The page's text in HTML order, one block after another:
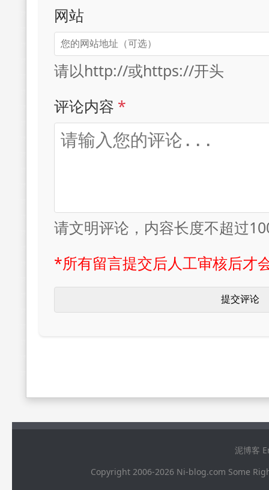
网站
请以http://或https://开头
评论内容 *
请文明评论，内容长度不超过
*所有留言提交后人工审核后才
泥博客
Copyright 2006-2026 Ni-blog.com Some